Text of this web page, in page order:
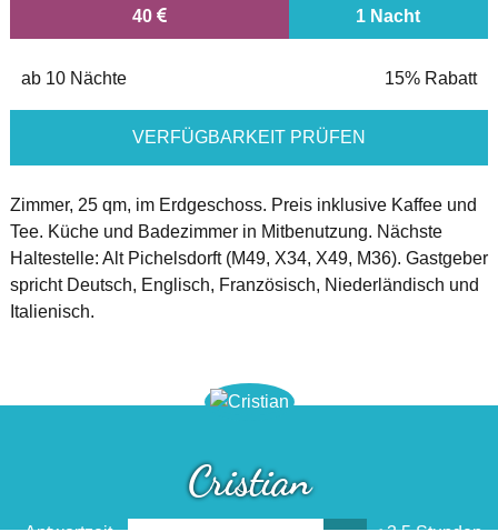
40 1 Nacht
ab 10 Nächte 15% Rabatt
VERFÜGBARKEIT PRÜFEN
Zimmer, 25 qm, im Erdgeschoss. Preis inklusive Kaffee und
Tee. Küche und Badezimmer in Mitbenutzung. Nächste
Haltestelle: Alt Pichelsdorft (M49, X34, X49, M36). Gastgeber
spricht Deutsch, Englisch, Französisch, Niederländisch und
Italienisch.
Cristian